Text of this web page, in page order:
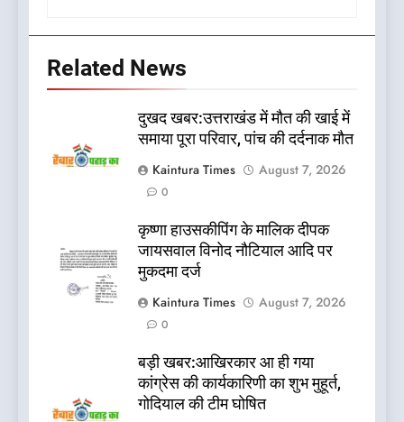
Related News
दुखद खबर:उत्तराखंड में मौत की खाई में
समाया पूरा परिवार, पांच की दर्दनाक मौत
Kaintura Times
August 7, 2026
0
कृष्णा हाउसकीपिंग के मालिक दीपक
जायसवाल विनोद नौटियाल आदि पर
मुकदमा दर्ज
Kaintura Times
August 7, 2026
0
बड़ी खबर:आखिरकार आ ही गया
कांग्रेस की कार्यकारिणी का शुभ मुहूर्त,
गोदियाल की टीम घोषित